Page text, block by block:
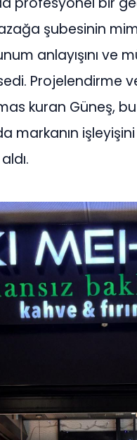
şubesinin
anlayışını ve
Projelendirme
kuran Güneş,
markanın